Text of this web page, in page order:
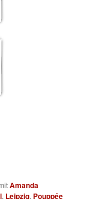
Amanda
, Leipzig, Pouppée